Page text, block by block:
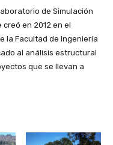
de Simulación
creó en 2012 en el
la Facultad de Ingeniería
al análisis estructural
que se llevan a